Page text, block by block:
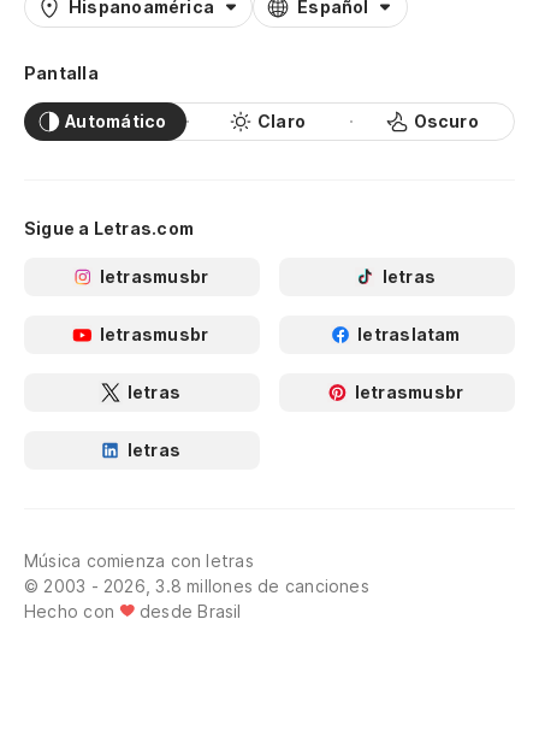
Hispanoamérica Español
Pantalla
Automático Claro Oscuro
Sigue a Letras.com
letrasmusbr letras
letrasmusbr letraslatam
letras letrasmusbr
letras
Música comienza con letras
© 2003 - 2026, 3.8 millones de canciones
Hecho con
desde Brasil